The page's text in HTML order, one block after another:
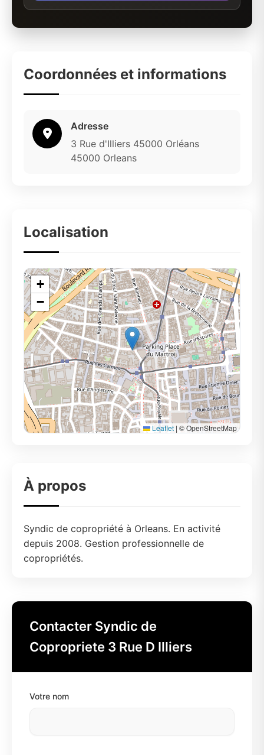
Coordonnées et informations
Adresse
3 Rue d'Illiers 45000 Orléans
45000 Orleans
Localisation
+
−
Leaflet | © OpenStreetMap
À propos
Syndic de copropriété à Orleans. En activité
depuis 2008. Gestion professionnelle de
copropriétés.
Contacter Syndic de
Copropriete 3 Rue D Illiers
Votre nom